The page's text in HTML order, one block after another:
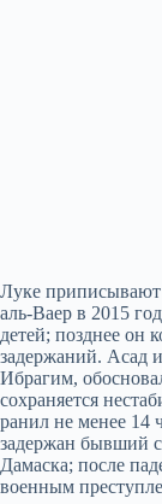
Луке приписывают
аль-Ваер в 2015
детей; позднее он
задержаний. Асад
Ибрагим,
сохраняется
ранил не менее 14
задержан бывший
Дамаска; после
военным